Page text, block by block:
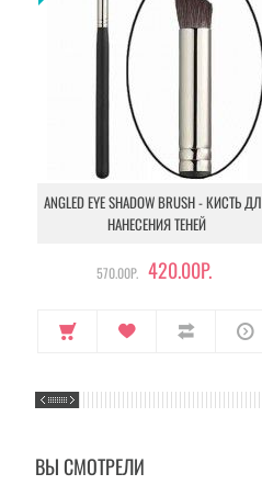
ANGLED EYE SHADOW BRUSH - КИСТЬ
НАНЕСЕНИЯ ТЕНЕЙ
570.00Р. 420.00Р.
ВЫ СМОТРЕЛИ